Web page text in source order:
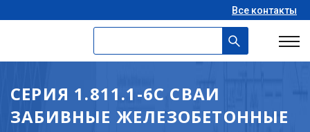
Все контакты
СЕРИЯ 1.811.1-6С СВАИ
ЗАБИВНЫЕ ЖЕЛЕЗОБЕТОННЫЕ